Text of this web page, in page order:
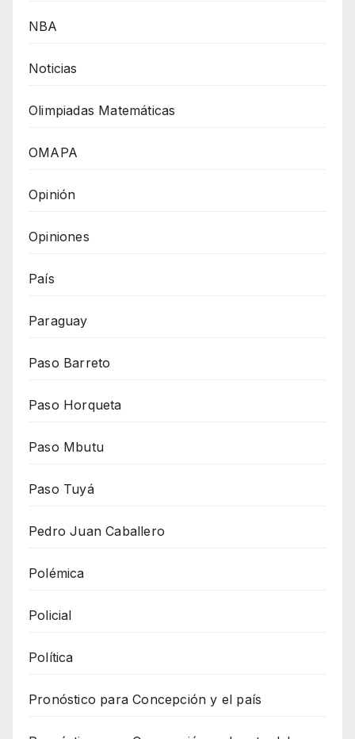
NBA
Noticias
Olimpiadas Matemáticas
OMAPA
Opinión
Opiniones
País
Paraguay
Paso Barreto
Paso Horqueta
Paso Mbutu
Paso Tuyá
Pedro Juan Caballero
Polémica
Policial
Política
Pronóstico para Concepción y el país